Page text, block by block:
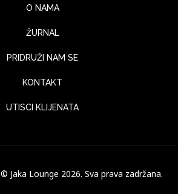
O NAMA
ŽURNAL
PRIDRUŽI NAM SE
KONTAKT
UTISCI KLIJENATA
© Jaka Lounge 2026. Sva prava zadržana.